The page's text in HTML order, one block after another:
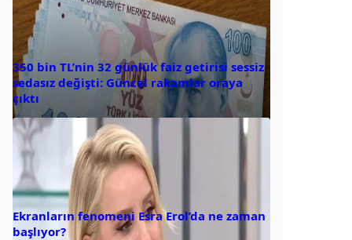
350 bin TL’nin 32 günlük faiz getirisi sessiz
sedasız değişti: Güncel rakamlar oraya
çıktı
Ekranların fenomeni Esra Erol’da ne zaman
başlıyor?